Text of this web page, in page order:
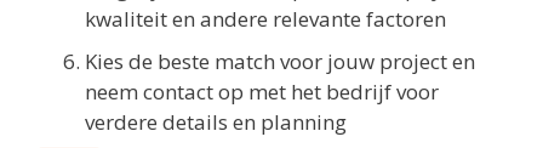
kwaliteit en andere relevante factoren
Kies de beste match voor jouw project en
neem contact op met het bedrijf voor
verdere details en planning